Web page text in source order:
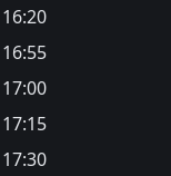
16:20
16:55
17:00
17:15
17:30